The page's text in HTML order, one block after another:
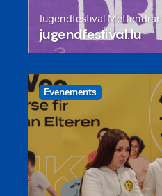
Jugendfestival Mëttendran
jugendfestival.lu
Evenements